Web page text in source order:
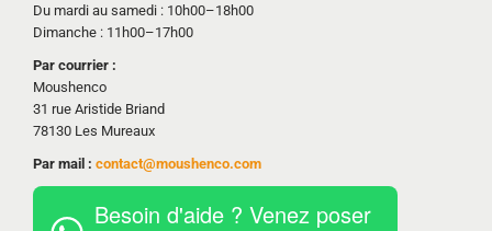
Du mardi au samedi : 10h00–18h00
Dimanche : 11h00–17h00
Par courrier :
Moushenco
31 rue Aristide Briand
78130 Les Mureaux
Par mail : contact@moushenco.com
Besoin d'aide ? Venez poser